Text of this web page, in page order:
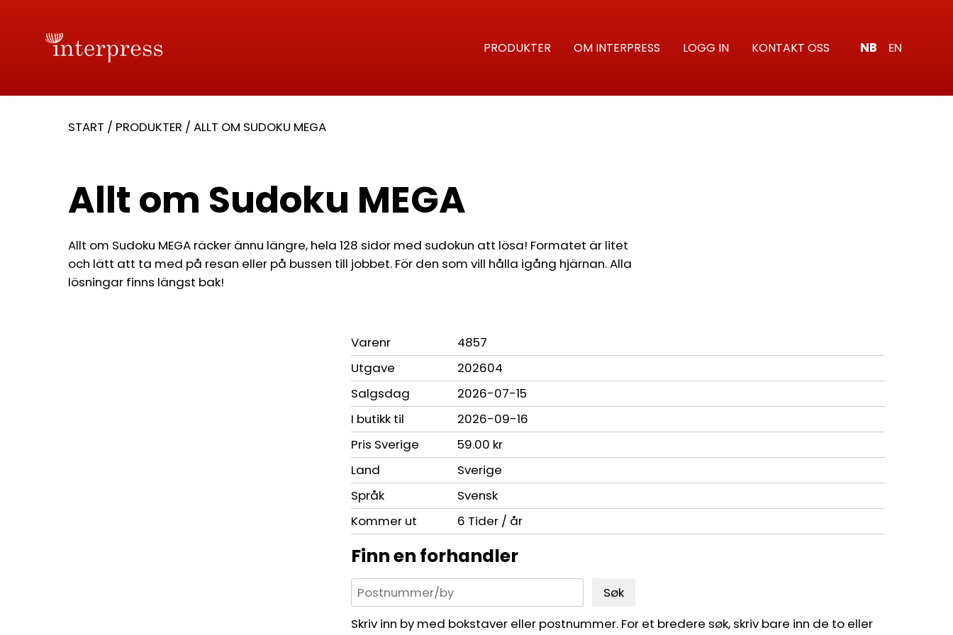
PRODUKTER OM INTERPRESS LOGG IN KONTAKT OSS NB EN
START / PRODUKTER / ALLT OM SUDOKU MEGA
Allt om Sudoku MEGA
Allt om Sudoku MEGA räcker ännu längre, hela 128 sidor med sudokun att lösa! Formatet är litet
och lätt att ta med på resan eller på bussen till jobbet. För den som vill hålla igång hjärnan. Alla
lösningar finns längst bak!
Varenr
4857
Utgave
202604
Salgsdag
2026-07-15
I butikk til
2026-09-16
Pris Sverige
59.00 kr
Land
Sverige
Språk
Svensk
Kommer ut
6 Tider / år
Finn en forhandler
Søk
Skriv inn by med bokstaver eller postnummer. For et bredere søk, skriv bare inn de to eller